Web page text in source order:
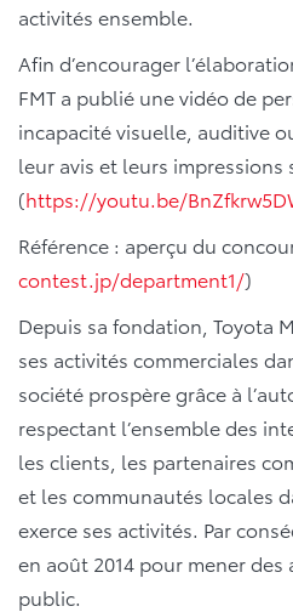
activités ensemble.
Afin d’encourager
FMT a publié une vidéo de
incapacité visuelle, auditive
leur avis et leurs
(https://youtu.be/
Référence : aperçu du
contest.jp/department1/)
Depuis sa fondation, Toyota
ses activités commerciales
société prospère grâce à
respectant l’ensemble des
les clients, les partenaires
et les communautés locales
exerce ses activités. Par
en août 2014 pour mener
public.